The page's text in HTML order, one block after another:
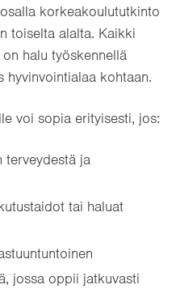
korkeakoulututkinto
toiselta alalta. Kaikki
halu työskennellä
hyvinvointialaa kohtaan.
voi sopia erityisesti, jos:
terveydestä ja
tai haluat
jossa oppii jatkuvasti